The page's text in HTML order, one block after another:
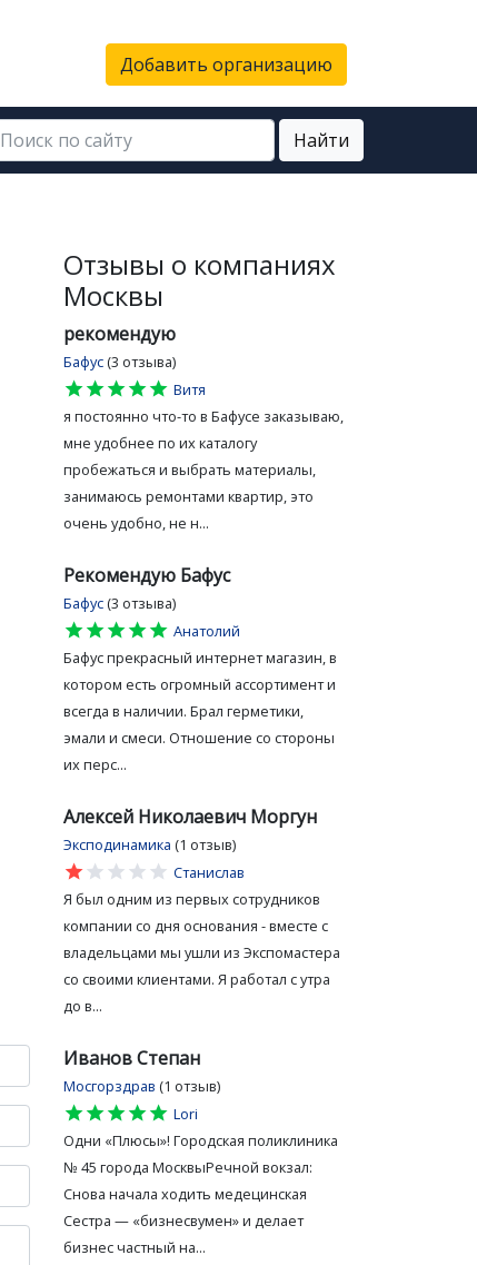
Добавить организацию
Найти
Отзывы о компаниях
Москвы
рекомендую
Бафус (3 отзыва)
star
star
star
star
star
Витя
я постоянно что-то в Бафусе заказываю,
мне удобнее по их каталогу
пробежаться и выбрать материалы,
занимаюсь ремонтами квартир, это
очень удобно, не н...
Рекомендую Бафус
Бафус (3 отзыва)
star
star
star
star
star
Анатолий
Бафус прекрасный интернет магазин, в
котором есть огромный ассортимент и
всегда в наличии. Брал герметики,
эмали и смеси. Отношение со стороны
их перс...
Алексей Николаевич Моргун
Эксподинамика (1 отзыв)
star
star
star
star
star
Станислав
Я был одним из первых сотрудников
компании со дня основания - вместе с
владельцами мы ушли из Экспомастера
со своими клиентами. Я работал с утра
до в...
Иванов Степан
Мосгорздрав (1 отзыв)
star
star
star
star
star
Lori
Одни «Плюсы»! Городская поликлиника
№ 45 города МосквыРечной вокзал:
Снова начала ходить медецинская
Сестра — «бизнесвумен» и делает
бизнес частный на...